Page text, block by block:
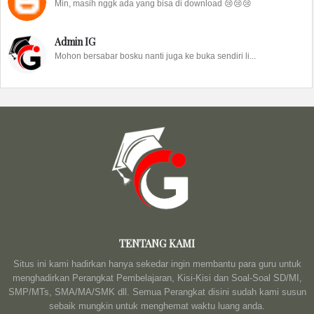
Min, masih nggk ada yang bisa di download 😢😢😢
Admin IG
Mohon bersabar bosku nanti juga ke buka sendiri li...
TENTANG KAMI
Situs ini kami hadirkan hanya sekedar ingin membantu para guru untuk
menghadirkan Perangkat Pembelajaran, Kisi-Kisi dan Soal-Soal SD/MI,
SMP/MTs, SMA/MA/SMK dll. Semua Perangkat disini sudah kami susun
sebaik mungkin untuk menghemat waktu luang anda.